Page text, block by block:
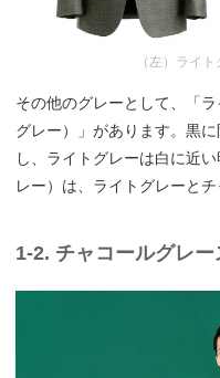
（左）ライ
その他のグレーとして、「
グレー）」があります。黒
し、ライトグレーは白に近
レー）は、ライトグレーと
1-2. チャコールグレ